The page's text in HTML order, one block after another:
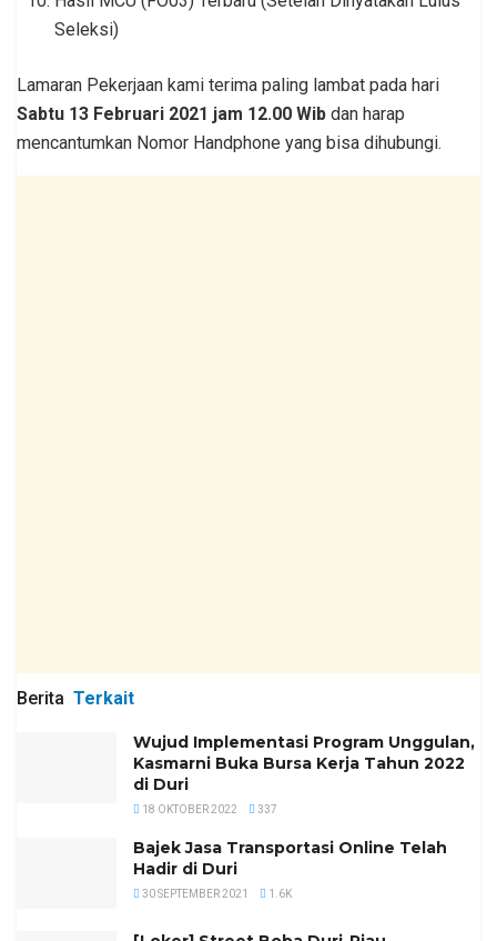
Seleksi)
Lamaran Pekerjaan kami terima paling lambat pada hari
Sabtu 13 Februari 2021 jam 12.00 Wib dan harap
mencantumkan Nomor Handphone yang bisa dihubungi.
Berita Terkait
Wujud Implementasi Program Unggulan,
Kasmarni Buka Bursa Kerja Tahun 2022
di Duri
18 OKTOBER 2022 337
Bajek Jasa Transportasi Online Telah
Hadir di Duri
30 SEPTEMBER 2021 1.6K